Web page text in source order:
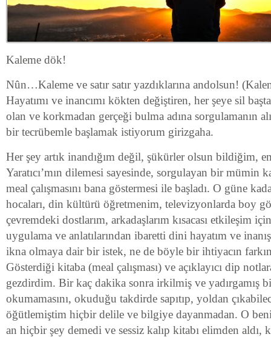
Kaleme dök!
Nûn…Kaleme ve satır satır yazdıklarına andolsun!
Hayatımı ve inancımı kökten değiştiren, her şeye sil
olan ve korkmadan gerçeği bulma adına sorgulamanın
bir tecrübemle başlamak istiyorum girizgaha.
Her şey artık inandığım değil, şükürler olsun bildiğim,
Yaratıcı’mın dilemesi sayesinde, sorgulayan bir mümin
meal çalışmasını bana göstermesi ile başladı. O güne
hocaları, din kültürü öğretmenim, televizyonlarda boy
çevremdeki dostlarım, arkadaşlarım kısacası etkileşim
uygulama ve anlatılarından ibaretti dini hayatım ve
ikna olmaya dair bir istek, ne de böyle bir ihtiyacın
Gösterdiği kitaba (meal çalışması) ve açıklayıcı dip
gezdirdim. Bir kaç dakika sonra irkilmiş ve yadırgamış
okumamasını, okuduğu takdirde sapıtıp, yoldan
öğütlemiştim hiçbir delile ve bilgiye dayanmadan. O
an hiçbir şey demedi ve sessiz kalıp kitabı elimden aldı,